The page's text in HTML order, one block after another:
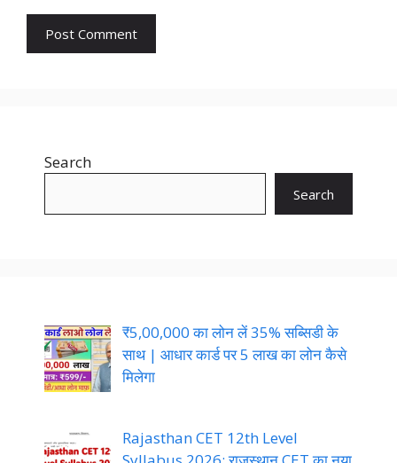
Search
Search
₹5,00,000 का लोन लें 35% सब्सिडी के
साथ | आधार कार्ड पर 5 लाख का लोन कैसे
मिलेगा
Rajasthan CET 12th Level